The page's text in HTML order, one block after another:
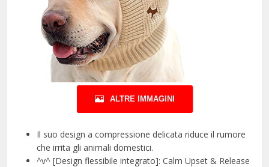
ALTRE IMMAGINI
Il suo design a compressione delicata riduce il rumore
che irrita gli animali domestici.
^v^ [Design flessibile integrato]: Calm Upset & Release